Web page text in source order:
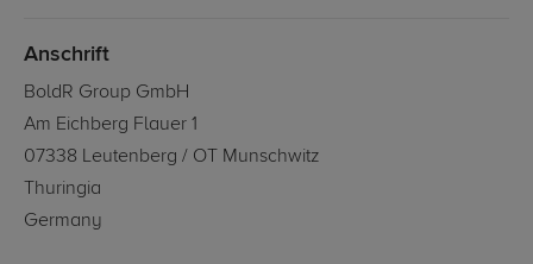
Anschrift
BoldR Group GmbH
Am Eichberg Flauer 1
07338 Leutenberg / OT Munschwitz
Thuringia
Germany